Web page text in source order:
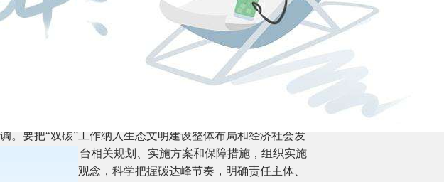
究确定各地产业结构调整方向和“双碳”行动方案，不搞齐步
。既要立足当下，一步一个脚印解决具体问题，积小胜为大
思想，把握好降碳的节奏和力度，实事求是、循序渐进、持
力，推动有为政府和有效市场更好结合，建立健全“双碳”工
筹、节约优先、双轮驱动、内外畅通、防范风险的原则，更
场活力，加快形成节约资源和保护环境的产业结构、生产方
。要把“双碳”工作纳入生态文明建设整体布局和经济社会发
，加快制定出台相关规划、实施方案和保障措施，组织实施
部门要有全局观念，科学把握碳达峰节奏，明确责任主体、